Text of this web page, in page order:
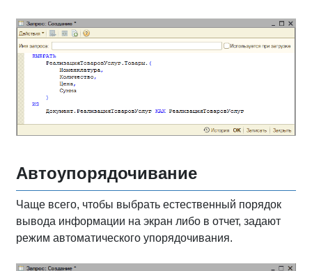
Автоупорядочивание
Чаще всего, чтобы выбрать естественный порядок
вывода информации на экран либо в отчет, задают
режим автоматического упорядочивания.